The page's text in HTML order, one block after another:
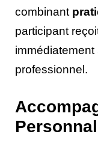
combinant
participant
professionnel.